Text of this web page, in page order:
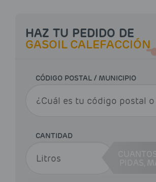
HAZ TU PEDIDO DE
GASOIL CALEFACCIÓN
CÓDIGO POSTAL / MUNICIPIO
CANTIDAD